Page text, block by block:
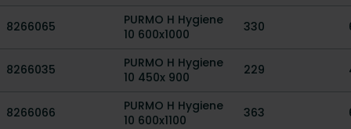
8266065
PURMO H Hygiene
10 600x1000
330
8266035
PURMO H Hygiene
10 450x 900
229
8266066
PURMO H Hygiene
10 600x1100
363